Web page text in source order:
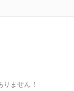
ません！